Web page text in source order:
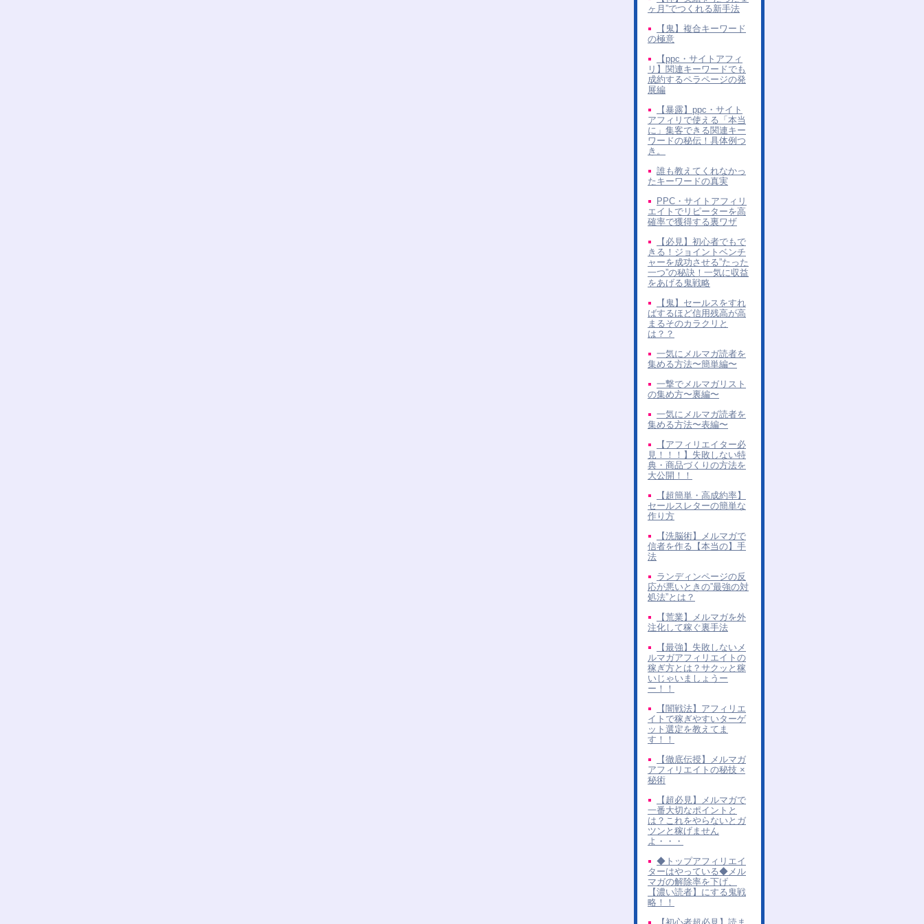
ヶ月”でつくれる新手法
【鬼】複合キーワード
の極意
【ppc・サイトアフィ
リ】関連キーワードでも
成約するペラページの発
展編
【暴露】ppc・サイト
アフィリで使える「本当
に」集客できる関連キー
ワードの秘伝！具体例つ
き。
誰も教えてくれなかっ
たキーワードの真実
PPC・サイトアフィリ
エイトでリピーターを高
確率で獲得する裏ワザ
【必見】初心者でもで
きる！ジョイントベンチ
ャーを成功させる”たった
一つ”の秘訣！一気に収益
をあげる鬼戦略
【鬼】セールスをすれ
ばするほど信用残高が高
まるそのカラクリと
は？？
一気にメルマガ読者を
集める方法〜簡単編〜
一撃でメルマガリスト
の集め方〜裏編〜
一気にメルマガ読者を
集める方法〜表編〜
【アフィリエイター必
見！！！】失敗しない特
典・商品づくりの方法を
大公開！！
【超簡単・高成約率】
セールスレターの簡単な
作り方
【洗脳術】メルマガで
信者を作る【本当の】手
法
ランディンページの反
応が悪いときの”最強の対
処法”とは？
【荒業】メルマガを外
注化して稼ぐ裏手法
【最強】失敗しないメ
ルマガアフィリエイトの
稼ぎ方とは？サクッと稼
いじゃいましょうー
ー！！
【闇戦法】アフィリエ
イトで稼ぎやすいターゲ
ット選定を教えてま
す！！
【徹底伝授】メルマガ
アフィリエイトの秘技 ×
秘術
【超必見】メルマガで
一番大切なポイントと
は？これをやらないとガ
ツンと稼げません
よ・・・
◆トップアフィリエイ
ターはやっている◆メル
マガの解除率を下げ、
【濃い読者】にする鬼戦
略！！